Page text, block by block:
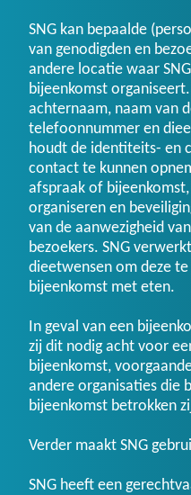
SNG kan bepaalde
van genodigden en
andere locatie waar
bijeenkomst
achternaam, naam van
telefoonnummer en
houdt de identiteits- en
contact te kunnen
afspraak of
organiseren en
van de aanwezigheid
bezoekers. SNG
dieetwensen om deze
bijeenkomst met eten.
In geval van een
zij dit nodig acht voor
bijeenkomst,
andere organisaties die
bijeenkomst betrokken
Verder maakt SNG
SNG heeft een